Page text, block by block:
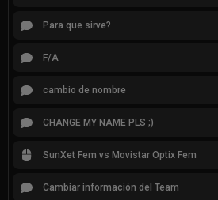
Para que sirve?
F/A
cambio de nombre
CHANGE MY NAME PLS ;)
SunXet Fem vs Movistar Optix Fem
Cambiar información del Team